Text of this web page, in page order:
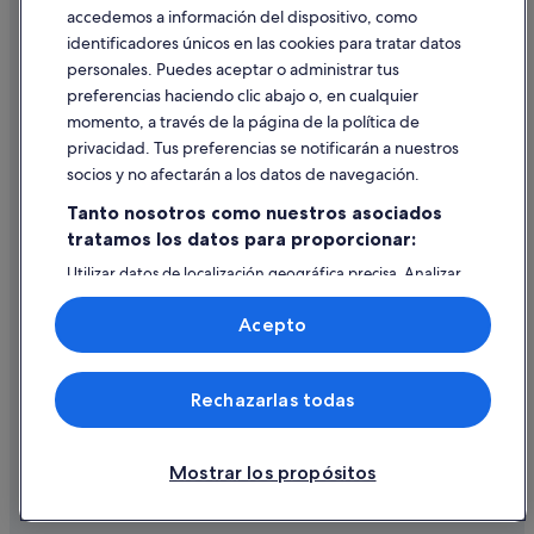
Ayuda
Cancelar un vuelo
Cancelar una reserva de hotel o de un alquiler vacacional
Utilizar un cupón de Expedia
Documentos para viajes internacionales
© 2026 Expedia, Inc., una empresa de Expedia Group. Todos los
derechos reservados. Expedia y el logotipo de Expedia son marcas
comerciales o marcas comerciales registradas de Expedia, Inc.
accedemos a información del dispositivo, como
identificadores únicos en las cookies para tratar datos
personales. Puedes aceptar o administrar tus
preferencias haciendo clic abajo o, en cualquier
momento, a través de la página de la política de
privacidad. Tus preferencias se notificarán a nuestros
socios y no afectarán a los datos de navegación.
Tanto nosotros como nuestros asociados
tratamos los datos para proporcionar:
Utilizar datos de localización geográfica precisa. Analizar
activamente las características del dispositivo para su
identificación. Almacenar la información en un dispositivo
y/o acceder a ella. Publicidad y contenido personalizados,
medición de publicidad y contenido, investigación de
audiencia y desarrollo de servicios.
Lista de asociados (proveedores)
Mostrar los propósitos
Rechazarlas todas
Acepto